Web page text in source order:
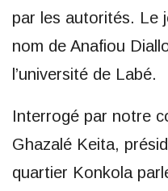
par les autorités. Le
nom de Anafiou
l’université de Labé.
Interrogé par notre
Ghazalé Keita,
quartier Konkola